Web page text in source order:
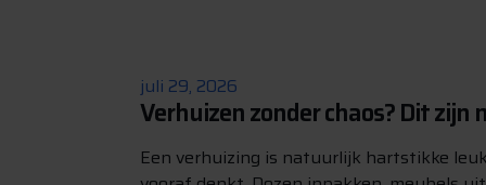
juli 29, 2026
Verhuizen zonder chaos? Dit zijn
Een verhuizing is natuurlijk hartstikke